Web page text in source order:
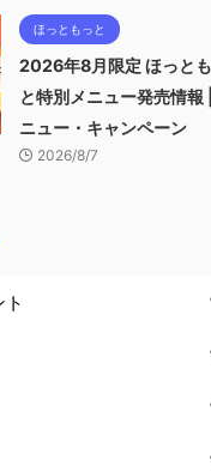
ほっともっと
2026年8月限定 ほっと
と特別メニュー発売情報
ニュー・キャンペーン
2026/8/7